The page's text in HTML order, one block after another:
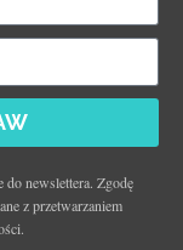
do newslettera. Zgodę
z przetwarzaniem